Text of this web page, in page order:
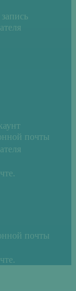
почты
почты